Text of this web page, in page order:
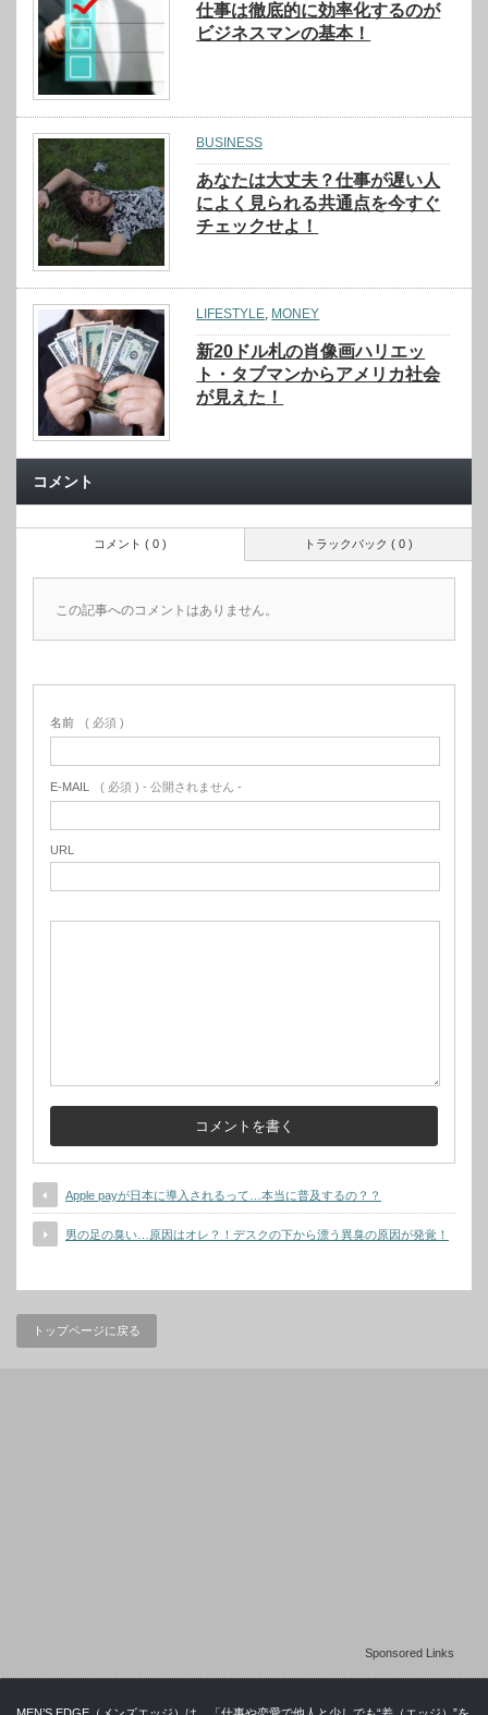
仕事は徹底的に効率化するのが
ビジネスマンの基本！
BUSINESS
あなたは大丈夫？仕事が遅い人
によく見られる共通点を今すぐ
チェックせよ！
LIFESTYLE MONEY
新20ドル札の肖像画ハリエッ
ト・タブマンからアメリカ社会
が見えた！
コメント
トラックバック ( 0 )
コメント ( 0 )
この記事へのコメントはありません。
名前 ( 必須 )
E-MAIL ( 必須 ) - 公開されません -
URL
Apple payが日本に導入されるって…本当に普及するの？？
男の足の臭い…原因はオレ？！デスクの下から漂う異臭の原因が発覚！
トップページに戻る
Sponsored Links